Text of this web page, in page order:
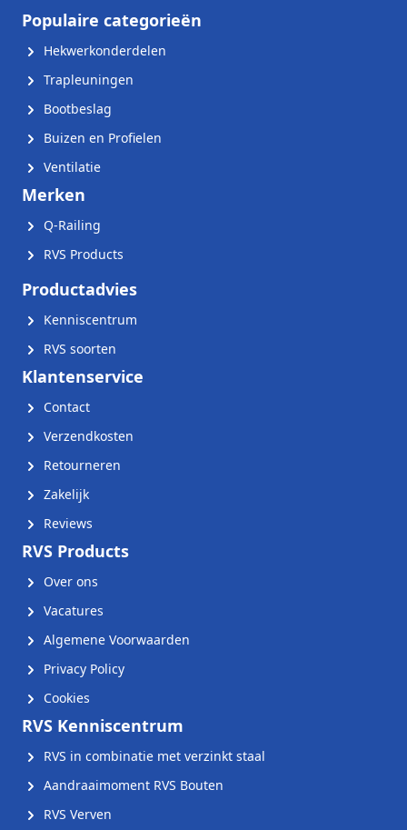
Populaire categorieën
Hekwerkonderdelen
Trapleuningen
Bootbeslag
Buizen en Profielen
Ventilatie
Merken
Q-Railing
RVS Products
Productadvies
Kenniscentrum
RVS soorten
Klantenservice
Contact
Verzendkosten
Retourneren
Zakelijk
Reviews
RVS Products
Over ons
Vacatures
Algemene Voorwaarden
Privacy Policy
Cookies
RVS Kenniscentrum
RVS in combinatie met verzinkt staal
Aandraaimoment RVS Bouten
RVS Verven